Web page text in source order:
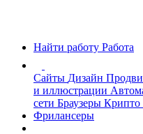
Найти работу Работа
Сайты Дизайн
и иллюстрации
сети Браузеры Крипто
Фрилансеры